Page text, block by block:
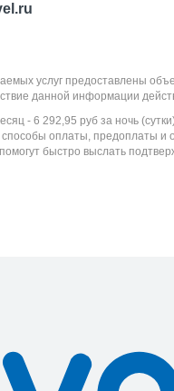
услуг предоставлены
данной информации
- 6 292,95 руб за ночь
оплаты, предоплаты и
быстро выслать